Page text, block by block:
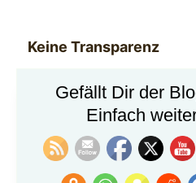
Keine Transparenz
Hinzu kommt:
Es fehlt jegliche
Gefällt Dir der
Einfach